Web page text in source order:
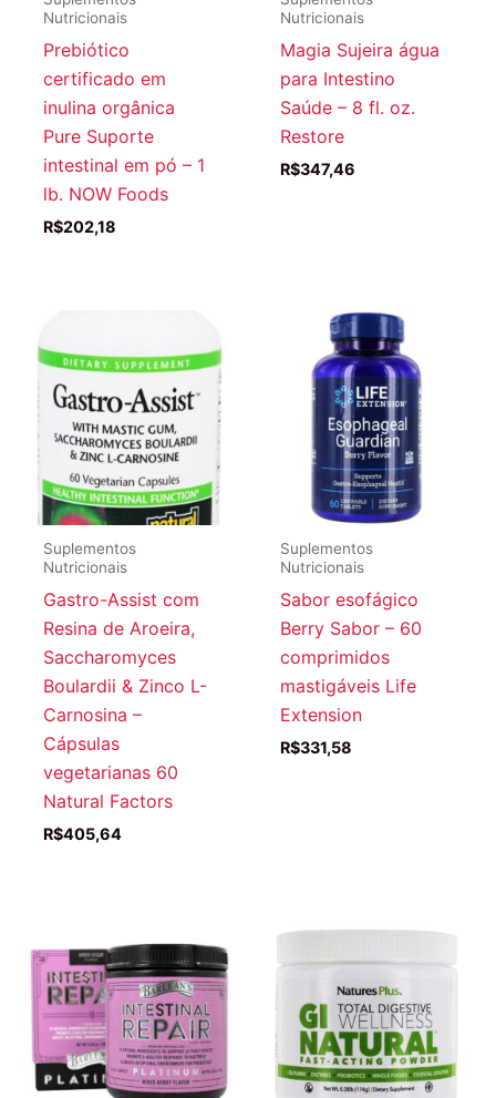
Nutricionais
Prebiótico
certificado em
inulina orgânica
Pure Suporte
intestinal em pó – 1
lb. NOW Foods
R$202,18
Nutricionais
Magia Sujeira água
para Intestino
Saúde – 8 fl. oz.
Restore
R$347,46
Suplementos
Nutricionais
Gastro-Assist com
Resina de Aroeira,
Saccharomyces
Boulardii & Zinco L-
Carnosina –
Cápsulas
vegetarianas 60
Natural Factors
R$405,64
Suplementos
Nutricionais
Sabor esofágico
Berry Sabor – 60
comprimidos
mastigáveis Life
Extension
R$331,58